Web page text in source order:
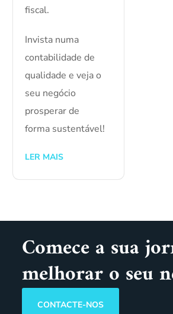
fiscal.
Invista numa
contabilidade de
qualidade e veja o
seu negócio
prosperar de
forma sustentável!
LER MAIS
Comece a sua
melhorar o seu
CONTACTE-NOS